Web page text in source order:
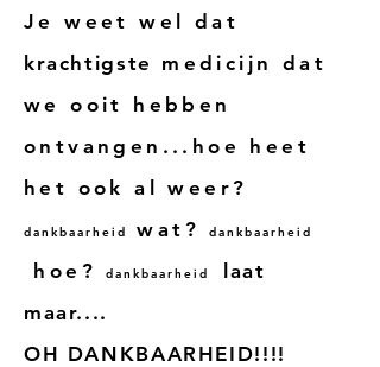
Je weet wel dat
krachtigste medicijn dat
we ooit hebben
ontvangen...hoe heet
het ook al weer?
dankbaarheid wat?dankbaarheid
hoe?dankbaarheid
laat
maar....
OH DANKBAARHEID!!!!